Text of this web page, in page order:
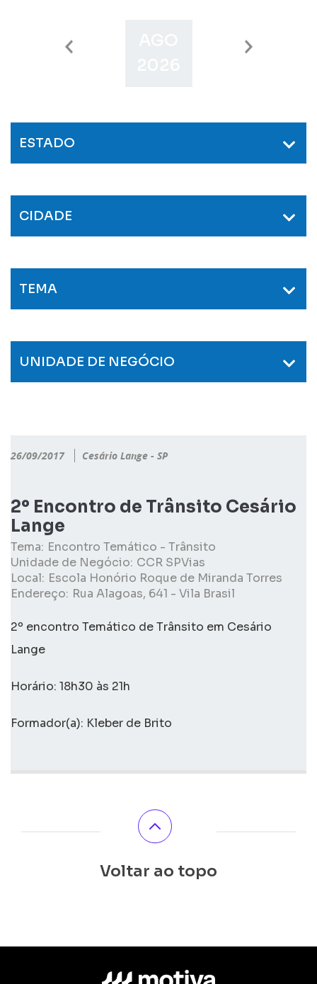
SET
ESTADO
CIDADE
TEMA
UNIDADE DE NEGÓCIO
26/09/2017 Cesário Lange - SP
2º Encontro de Trânsito Cesário
Lange
Tema: Encontro Temático - Trânsito
Unidade de Negócio: CCR SPVias
Local: Escola Honório Roque de Miranda Torres
Endereço: Rua Alagoas, 641 - Vila Brasil
2º encontro Temático de Trânsito em Cesário
Lange
Horário: 18h30 às 21h
Formador(a): Kleber de Brito
Voltar ao topo